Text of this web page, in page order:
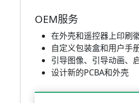
OEM服务
在外壳和遥控器上印刷
自定义包装盒和用户手
引导图像、引导动画、
设计新的PCBA和外壳